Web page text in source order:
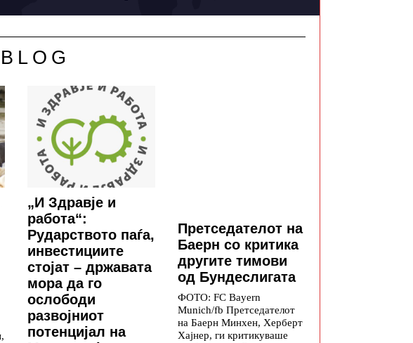
„И Здравје и
работа“:
Рударството паѓа,
инвестициите
стојат – државата
мора да го
ослободи
развојниот
потенцијал на
Претседателот на
Баерн со критика
другите тимови
од Бундеслигата
ФОТО: FC Bayern
Munich/fb Претседателот
на Баерн Минхен, Херберт
Хајнер, ги критикуваше